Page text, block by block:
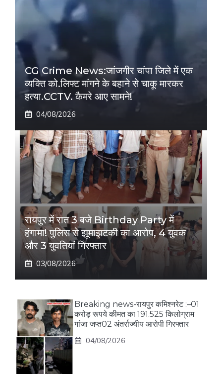
CG Crime News:जांजगीर चांपा जिले में एक
व्यक्ति को.लिफ्ट मांगने के बहाने से चाकू मारकर
हत्या.CCTV. कैमरे आए सामने!
04/08/2026
रायपुर में रात 3 बजे Birthday Party में
हंगामा! पुलिस से झूमाझटकी का आरोप, 4 युवक
और 3 युवतियां गिरफ्तार
03/08/2026
Breaking news-रायपुर कमिश्नरेट :–01
करोड़ रूपये कीमत का 191.525 किलोग्राम
गांजा जप्त02 अंतर्राज्यीय आरोपी गिरफ्तार
04/08/2026